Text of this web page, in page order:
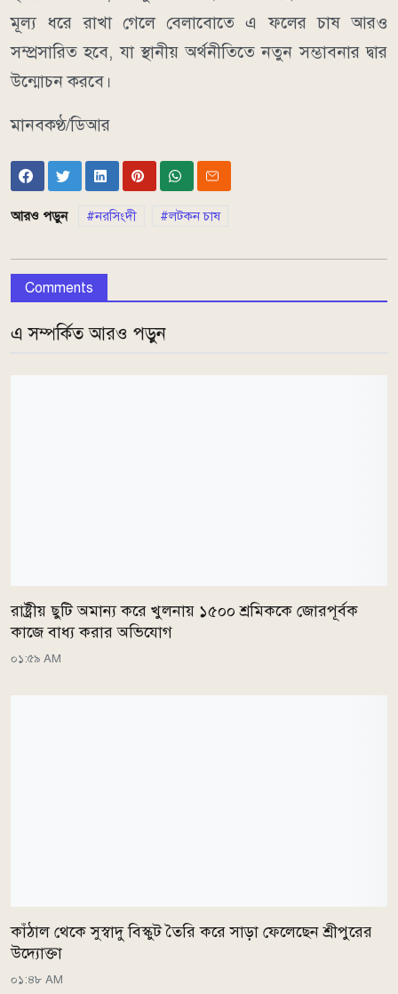
মূল্য ধরে রাখা গেলে বেলাবোতে এ ফলের চাষ আরও
সম্প্রসারিত হবে, যা স্থানীয় অর্থনীতিতে নতুন সম্ভাবনার দ্বার
উন্মোচন করবে।
মানবকণ্ঠ/ডিআর
আরও পড়ুন নরসিংদী লটকন চাষ
Comments
এ সম্পর্কিত আরও পড়ুন
রাষ্ট্রীয় ছুটি অমান্য করে খুলনায় ১৫০০ শ্রমিককে জোরপূর্বক
কাজে বাধ্য করার অভিযোগ
০১:৫৯ AM
কাঁঠাল থেকে সুস্বাদু বিস্কুট তৈরি করে সাড়া ফেলেছেন শ্রীপুরের
উদ্যোক্তা
০১:৪৮ AM